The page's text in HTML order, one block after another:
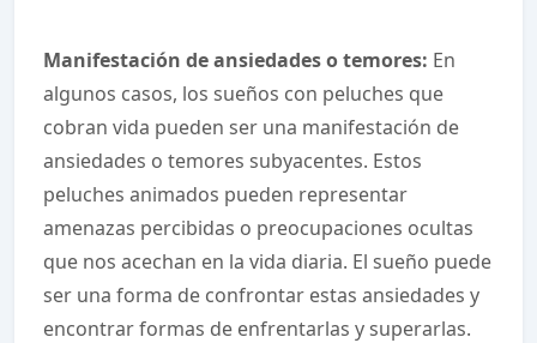
Manifestación de ansiedades o temores: En
algunos casos, los sueños con peluches que
cobran vida pueden ser una manifestación de
ansiedades o temores subyacentes. Estos
peluches animados pueden representar
amenazas percibidas o preocupaciones ocultas
que nos acechan en la vida diaria. El sueño puede
ser una forma de confrontar estas ansiedades y
encontrar formas de enfrentarlas y superarlas.